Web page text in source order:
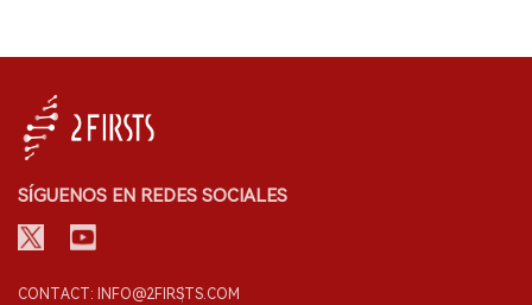
SÍGUENOS EN REDES SOCIALES
CONTACT: INFO@2FIRSTS.COM